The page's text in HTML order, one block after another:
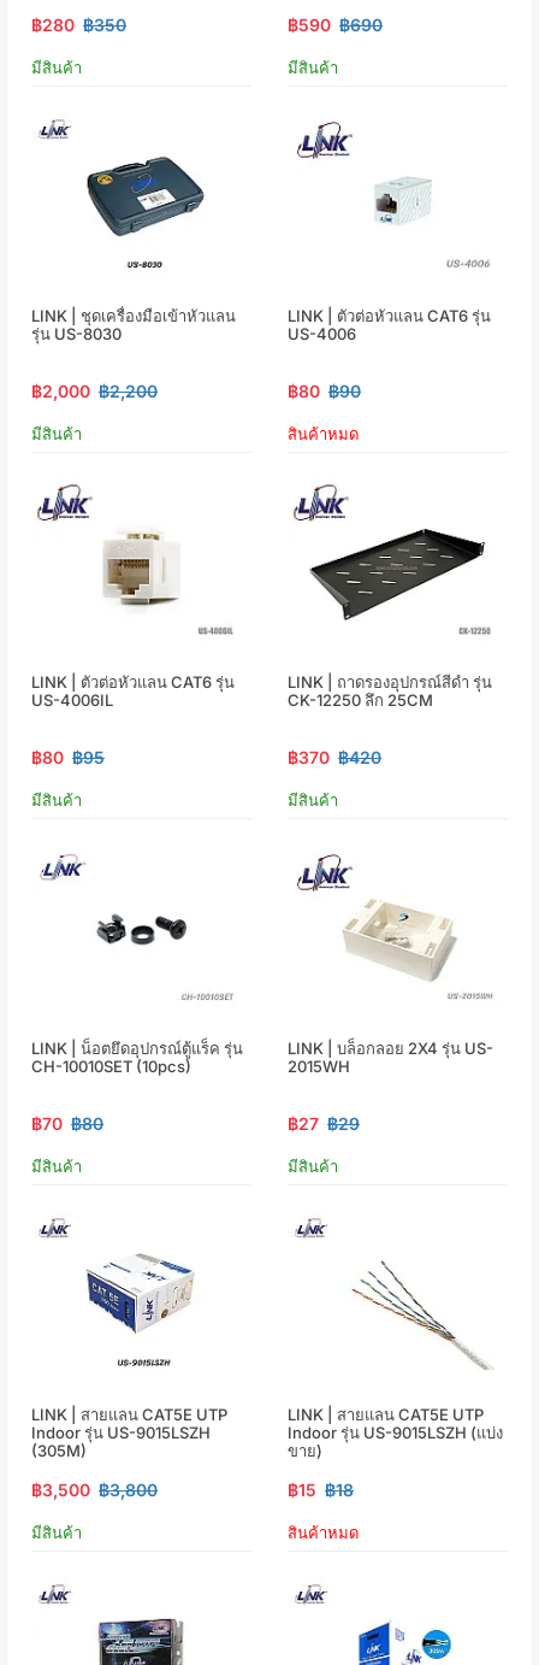
฿280 ฿350
มีสินค้า
฿590 ฿690
มีสินค้า
LINK | ชุดเครื่องมือเข้าหัวแลน
รุ่น US-8030
฿2,000 ฿2,200
มีสินค้า
LINK | ตัวต่อหัวแลน CAT6 รุ่น
US-4006
฿80 ฿90
สินค้าหมด
LINK | ตัวต่อหัวแลน CAT6 รุ่น
US-4006IL
฿80 ฿95
มีสินค้า
LINK | ถาดรองอุปกรณ์สีดำ รุ่น
CK-12250 ลึก 25CM
฿370 ฿420
มีสินค้า
LINK | น็อตยึดอุปกรณ์ตู้แร็ค รุ่น
CH-10010SET (10pcs)
฿70 ฿80
มีสินค้า
LINK | บล็อกลอย 2X4 รุ่น US-
2015WH
฿27 ฿29
มีสินค้า
LINK | สายแลน CAT5E UTP
Indoor รุ่น US-9015LSZH
(305M)
฿3,500 ฿3,800
มีสินค้า
LINK | สายแลน CAT5E UTP
Indoor รุ่น US-9015LSZH (แบ่ง
ขาย)
฿15 ฿18
สินค้าหมด